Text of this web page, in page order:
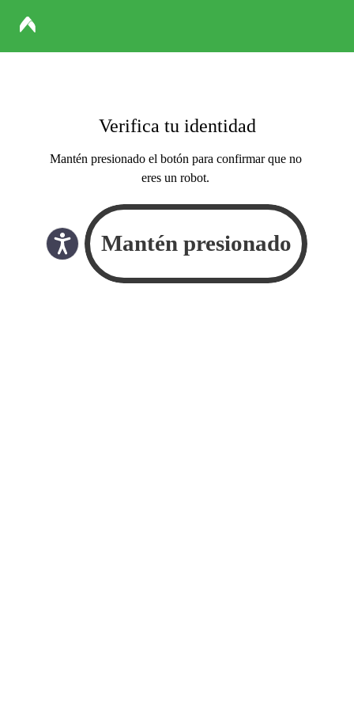
Verifica tu identidad
Mantén presionado el botón para confirmar que no
eres un robot.